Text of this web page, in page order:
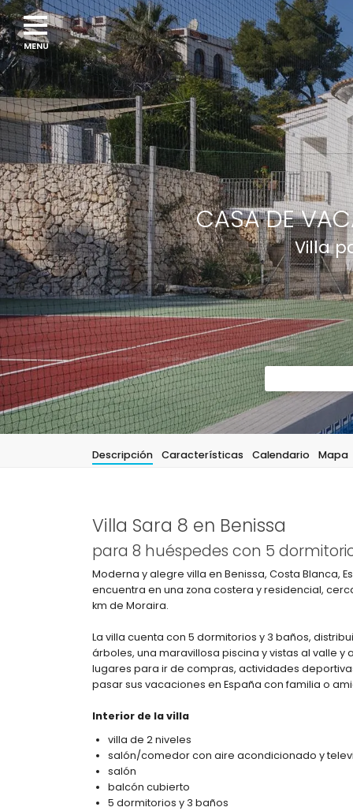
CASA DE
Villa
Descripción Características Calendario Mapa
Villa Sara 8 en Benissa
para 8 huéspedes con 5
Moderna y alegre villa en Benissa, Costa Blanca,
encuentra en una zona costera y residencial,
km de Moraira.
La villa cuenta con 5 dormitorios y 3 baños,
árboles, una maravillosa piscina y vistas al valle
lugares para ir de compras, actividades
pasar sus vacaciones en España con familia o
Interior de la villa
villa de 2 niveles
salón/comedor con aire acondicionado y
salón
balcón cubierto
5 dormitorios y 3 baños